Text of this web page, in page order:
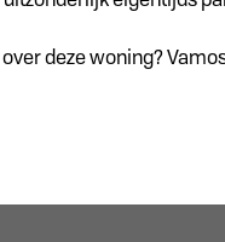
deze woning?